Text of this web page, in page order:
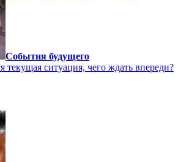
События будущего
текущая ситуация, чего ждать впереди?